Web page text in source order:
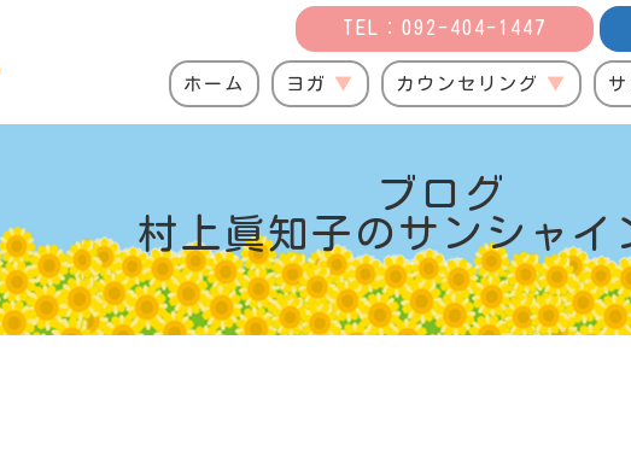
TEL：092-404-1447
ホーム ヨガ カウンセリング
ブログ
村上眞知子の サンシャイ